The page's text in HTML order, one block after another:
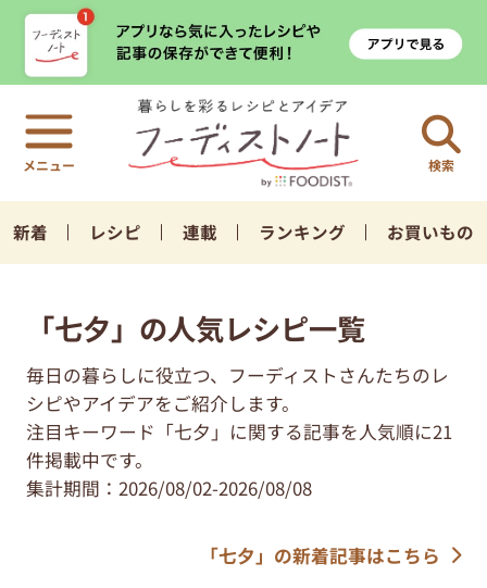
検索
新着 レシピ 連載 ランキング お買いもの
「七夕」の人気レシピ一覧
毎日の暮らしに役立つ、フーディストさんたちのレ
シピやアイデアをご紹介します。
注目キーワード「七夕」に関する記事を人気順に21
件掲載中です。
集計期間：2026/08/02-2026/08/08
「七夕」の新着記事はこちら